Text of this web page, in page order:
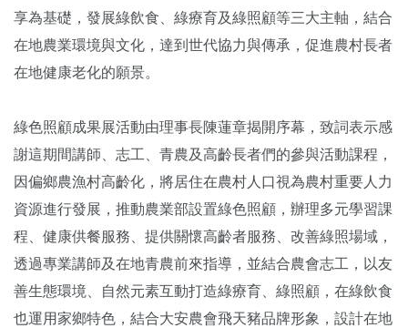
享為基礎，發展綠飲食、綠療育及綠照顧等三大主軸，結合
在地農業環境與文化，達到世代協力與傳承，促進農村長者
在地健康老化的願景。
綠色照顧成果展活動由理事長陳蓮章揭開序幕，致詞表示感
謝這期間講師、志工、青農及高齡長者們的參與活動課程，
因偏鄉農漁村高齡化，將居住在農村人口視為農村重要人力
資源進行發展，推動農業部設置綠色照顧，辦理多元學習課
程、健康供餐服務、提供關懷高齡者服務、改善綠照場域，
透過專業講師及在地青農前來指導，並結合農會志工，以友
善生態環境、自然元素互動打造綠療育、綠照顧，在綠飲食
也運用家鄉特色，結合大安農會飛天豬品牌形象，設計在地